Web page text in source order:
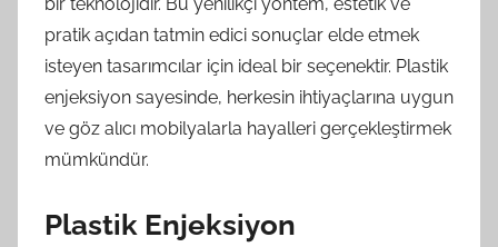
bir teknolojidir. Bu yenilikçi yöntem, estetik ve
pratik açıdan tatmin edici sonuçlar elde etmek
isteyen tasarımcılar için ideal bir seçenektir. Plastik
enjeksiyon sayesinde, herkesin ihtiyaçlarına uygun
ve göz alıcı mobilyalarla hayalleri gerçekleştirmek
mümkündür.
Plastik Enjeksiyon